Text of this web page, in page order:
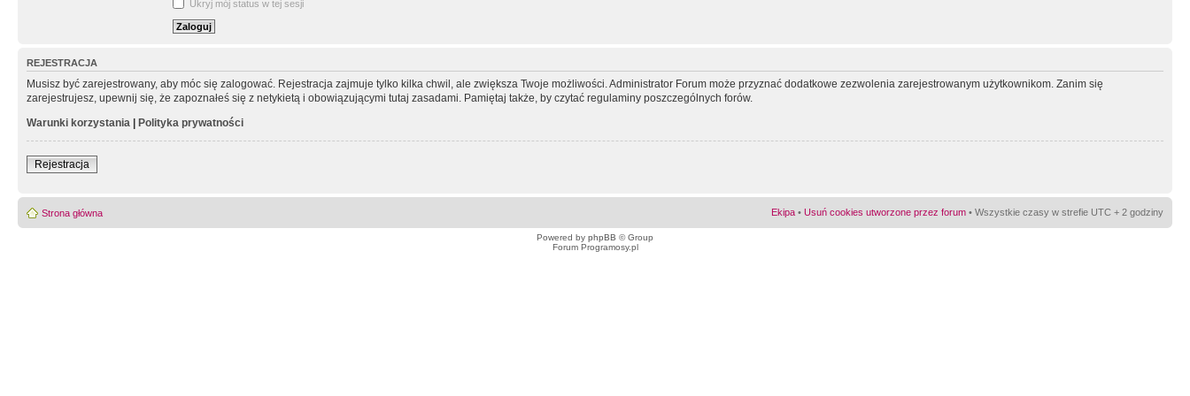
Ukryj mój status w tej sesji
REJESTRACJA
Musisz być zarejestrowany, aby móc się zalogować. Rejestracja zajmuje tylko kilka chwil, ale zwiększa Twoje możliwości. Administrator Forum może przyznać dodatkowe zezwolenia zarejestrowanym użytkownikom. Zanim się
zarejestrujesz, upewnij się, że zapoznałeś się z netykietą i obowiązującymi tutaj zasadami. Pamiętaj także, by czytać regulaminy poszczególnych forów.
Warunki korzystania | Polityka prywatności
Rejestracja
Strona główna Ekipa • Usuń cookies utworzone przez forum • Wszystkie czasy w strefie UTC + 2 godziny
Powered by phpBB © Group
Forum Programosy.pl